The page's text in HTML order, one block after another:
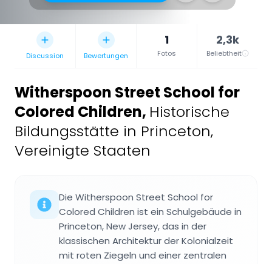
Discussion Bewertungen
1
Fotos
2,3k
Beliebtheit
Witherspoon Street School for
Colored Children, Historische
Bildungsstätte in Princeton,
Vereinigte Staaten
Die Witherspoon Street School for
Colored Children ist ein Schulgebäude in
Princeton, New Jersey, das in der
klassischen Architektur der Kolonialzeit
mit roten Ziegeln und einer zentralen